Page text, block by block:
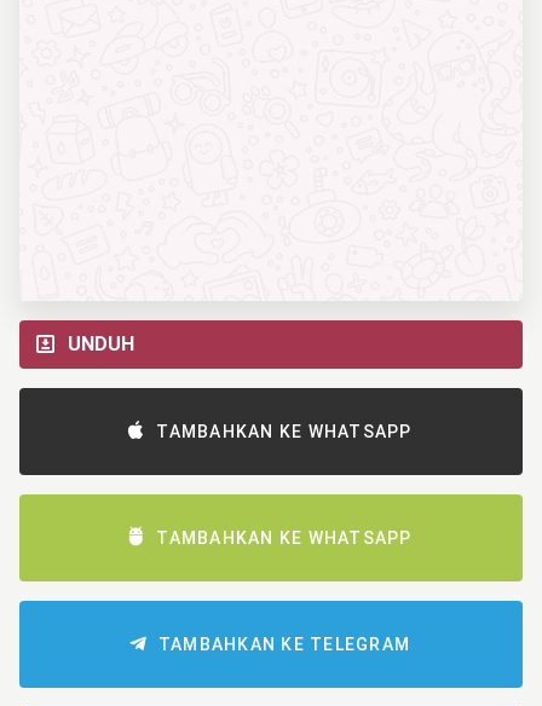
UNDUH
TAMBAHKAN KE WHATSAPP
TAMBAHKAN KE WHATSAPP
TAMBAHKAN KE TELEGRAM